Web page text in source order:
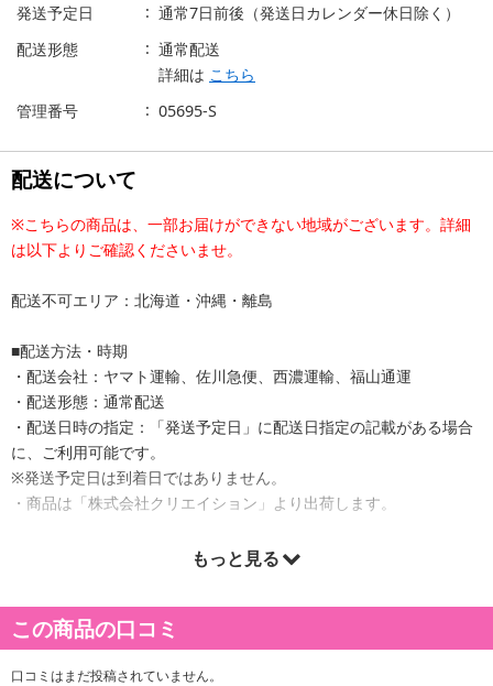
発送予定日
通常7日前後（発送日カレンダー休日除く）
配送形態
通常配送
詳細は こちら
管理番号
05695-S
配送について
※こちらの商品は、一部お届けができない地域がございます。詳細
は以下よりご確認くださいませ。
配送不可エリア：北海道・沖縄・離島
■配送方法・時期
・配送会社：ヤマト運輸、佐川急便、西濃運輸、福山通運
・配送形態：通常配送
・配送日時の指定：「発送予定日」に配送日指定の記載がある場合
に、ご利用可能です。
※発送予定日は到着日ではありません。
・商品は「株式会社クリエイション」より出荷します。
もっと見る
この商品の口コミ
口コミはまだ投稿されていません。